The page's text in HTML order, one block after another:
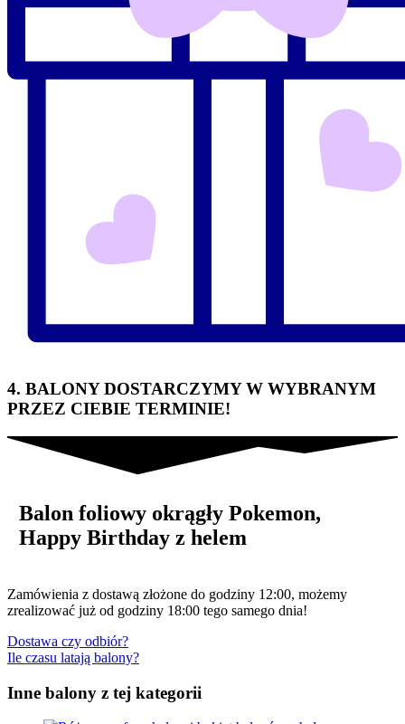
4. BALONY DOSTARCZYMY W WYBRANYM
PRZEZ CIEBIE TERMINIE!
Balon foliowy okrągły Pokemon,
Happy Birthday z helem
Zamówienia z dostawą złożone do godziny 12:00, możemy
zrealizować już od godziny 18:00 tego samego dnia!
Dostawa czy odbiór?
Ile czasu latają balony?
Inne balony z tej kategorii